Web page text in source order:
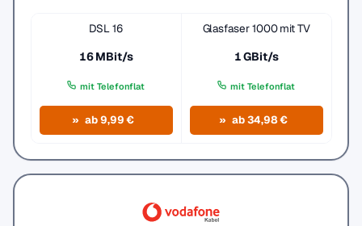
DSL 16
16 MBit/s
mit Telefonflat
ab 9,99 €
Glasfaser 1000 mit TV
1 GBit/s
mit Telefonflat
ab 34,98 €